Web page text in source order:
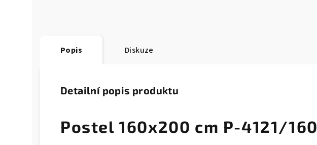
Popis Diskuze
Detailní popis produktu
Postel 160x200 cm P-4121/160